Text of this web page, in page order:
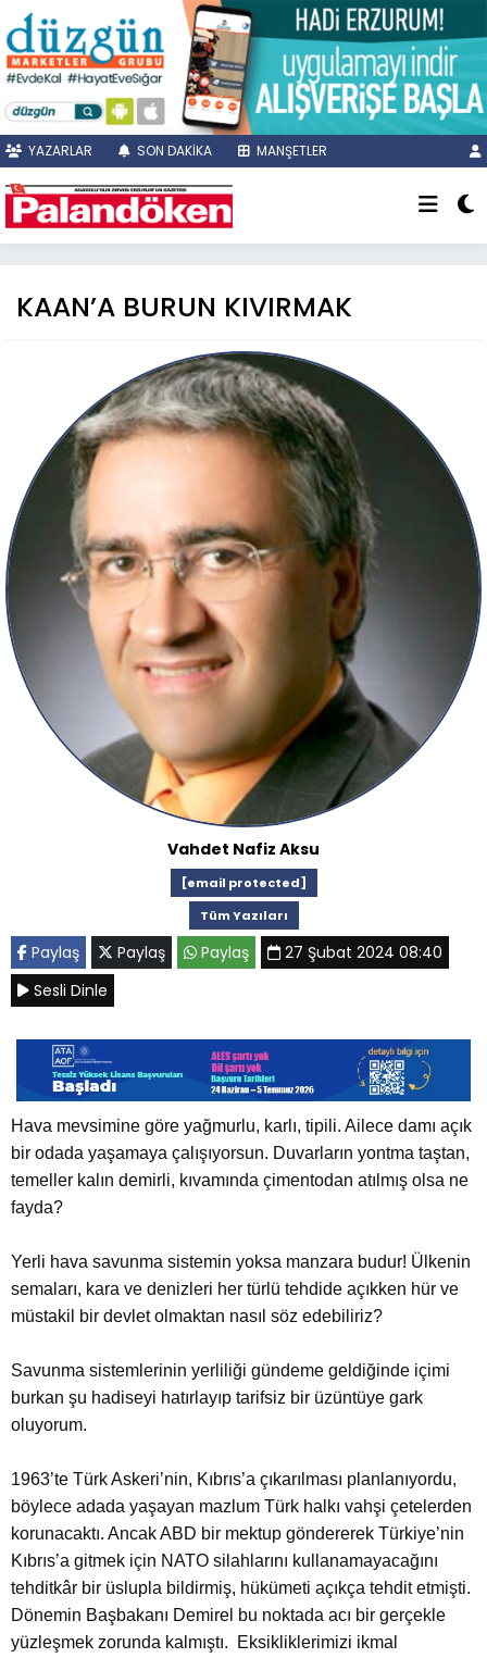
YAZARLAR SON DAKİKA MANŞETLER
KAAN’A BURUN KIVIRMAK
Vahdet Nafiz Aksu
[email protected]
Tüm Yazıları
Paylaş Paylaş Paylaş
27 Şubat 2024 08:40
Sesli Dinle
Hava mevsimine göre yağmurlu, karlı, tipili. Ailece damı açık
bir odada yaşamaya çalışıyorsun. Duvarların yontma taştan,
temeller kalın demirli, kıvamında çimentodan atılmış olsa ne
fayda?
Yerli hava savunma sistemin yoksa manzara budur! Ülkenin
semaları, kara ve denizleri her türlü tehdide açıkken hür ve
müstakil bir devlet olmaktan nasıl söz edebiliriz?
Savunma sistemlerinin yerliliği gündeme geldiğinde içimi
burkan şu hadiseyi hatırlayıp tarifsiz bir üzüntüye gark
oluyorum.
1963’te Türk Askeri’nin, Kıbrıs’a çıkarılması planlanıyordu,
böylece adada yaşayan mazlum Türk halkı vahşi çetelerden
korunacaktı. Ancak ABD bir mektup göndererek Türkiye’nin
Kıbrıs’a gitmek için NATO silahlarını kullanamayacağını
tehditkâr bir üslupla bildirmiş, hükümeti açıkça tehdit etmişti.
Dönemin Başbakanı Demirel bu noktada acı bir gerçekle
yüzleşmek zorunda kalmıştı. Eksikliklerimizi ikmal